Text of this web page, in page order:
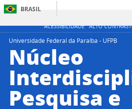
ACESSIBILIDADE ALTO
BRASIL
Universidade Federal da Paraíba - UFPB
Núcleo
Pesquisa e